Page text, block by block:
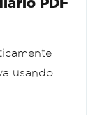
usando